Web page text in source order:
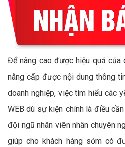
Để nâng cao được hiệu quả
nâng cấp được nội dung thông
doanh nghiệp, việc tìm hiểu các
WEB dù sự kiện chính là điều
đội ngũ nhân viên nhân chuyên
giúp cho khách hàng sớm có